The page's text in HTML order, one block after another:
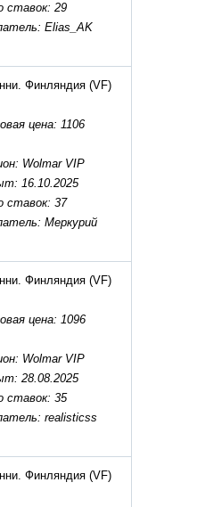
ставок: 29
Elias_AK
Финляндия (VF)
цена: 1106
Wolmar VIP
16.10.2025
ставок: 37
Меркурий
Финляндия (VF)
цена: 1096
Wolmar VIP
28.08.2025
ставок: 35
realisticss
Финляндия (VF)